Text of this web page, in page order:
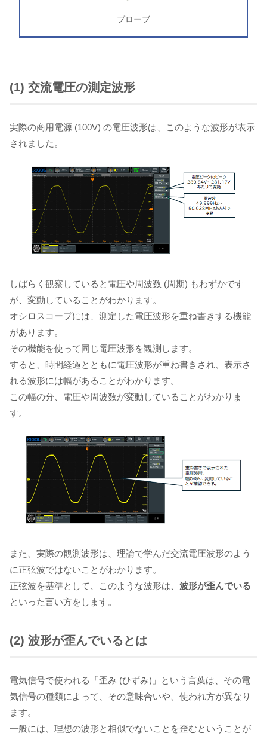
プローブ
(1) 交流電圧の測定波形
実際の商用電源 (100V) の電圧波形は、このような波形が表示
されました。
しばらく観察していると電圧や周波数 (周期) もわずかです
が、変動していることがわかります。
オシロスコープには、測定した電圧波形を重ね書きする機能
があります。
その機能を使って同じ電圧波形を観測します。
すると、時間経過とともに電圧波形が重ね書きされ、表示さ
れる波形には幅があることがわかります。
この幅の分、電圧や周波数が変動していることがわかりま
す。
また、実際の観測波形は、理論で学んだ交流電圧波形のよう
に正弦波ではないことがわかります。
正弦波を基準として、このような波形は、 波形が歪んでいる
といった言い方をします。
(2) 波形が歪んでいるとは
電気信号で使われる「歪み (ひずみ)」という言葉は、その電
気信号の種類によって、その意味合いや、使われ方が異なり
ます。
一般には、理想の波形と相似でないことを歪むということが